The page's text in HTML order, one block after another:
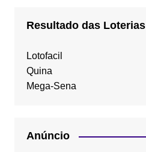
Resultado das Loterias
Lotofacil
Quina
Mega-Sena
Anúncio